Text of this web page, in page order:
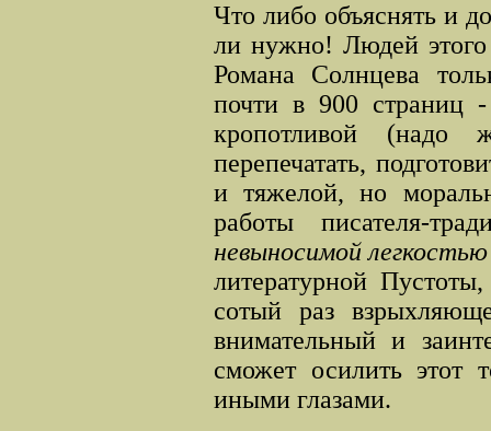
Что либо объяснять и
ли нужно! Людей
Романа Солнцева
почти в 900 страниц
кропотливой
перепечатать,
и тяжелой, но
работы писателя-
невыносимой
литературной
сотый раз
внимательный и
сможет осилить этот
иными глазами.